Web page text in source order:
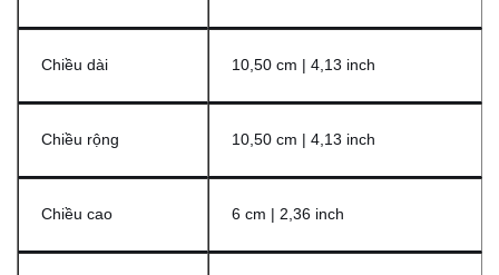
Chiều dài 10,50 cm | 4,13 inch
Chiều rộng 10,50 cm | 4,13 inch
Chiều cao 6 cm | 2,36 inch